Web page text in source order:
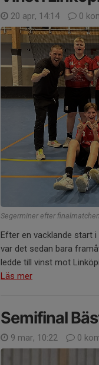
20 apr, 14:14 0
Segerminer efter finalmatchen
Efter en vacklande start
var det sedan bara
ledde till vinst mot
Läs mer
Semifinal
9 mar, 10:22 0